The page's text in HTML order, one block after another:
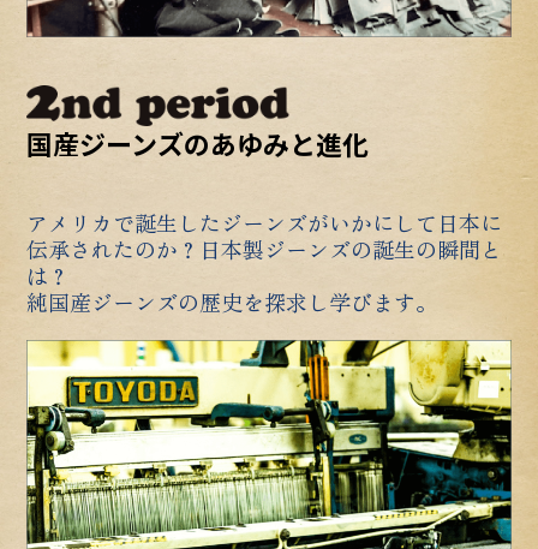
国産ジーンズのあゆみと進化
アメリカで誕生したジーンズがいかにして日本に
伝承されたのか？日本製ジーンズの誕生の瞬間と
は？
純国産ジーンズの歴史を探求し学びます。